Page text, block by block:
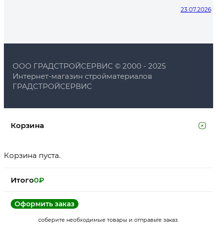
23.07.2026
ООО ГРАДСТРОЙСЕРВИС © 2000 - 2025
Интернет-магазин стройматериалов
ГРАДСТРОЙСЕРВИС
Корзина
Корзина пуста.
Итого0₽
Оформить заказ
соберите необходимые товары и отправьте заказ.